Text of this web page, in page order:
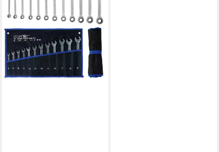
8-19mm Ring-Maulschlüsset
(12 St)
(2)
31,95 € 45,64 €
-30%
lieferbar - in 3-4 Werktagen bei dir